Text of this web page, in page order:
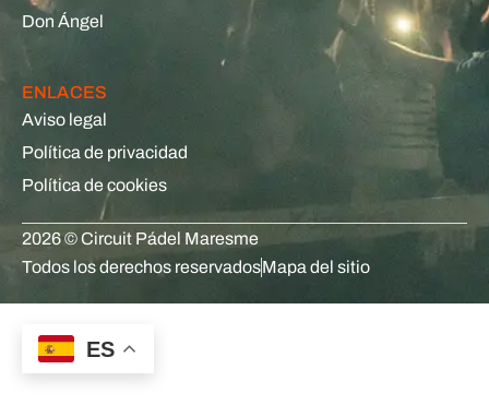
Don Ángel
ENLACES
Aviso legal
Política de privacidad
Política de cookies
2026 © Circuit Pádel Maresme
Todos los derechos reservadosMapa del sitio
ES